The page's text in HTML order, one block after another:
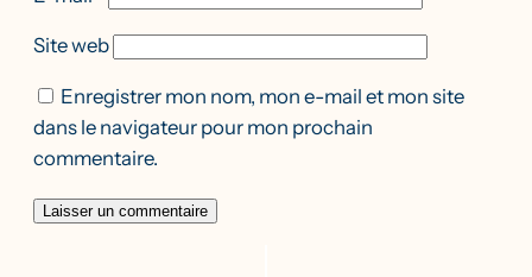
Site web
Enregistrer mon nom, mon e-mail et mon site
dans le navigateur pour mon prochain
commentaire.